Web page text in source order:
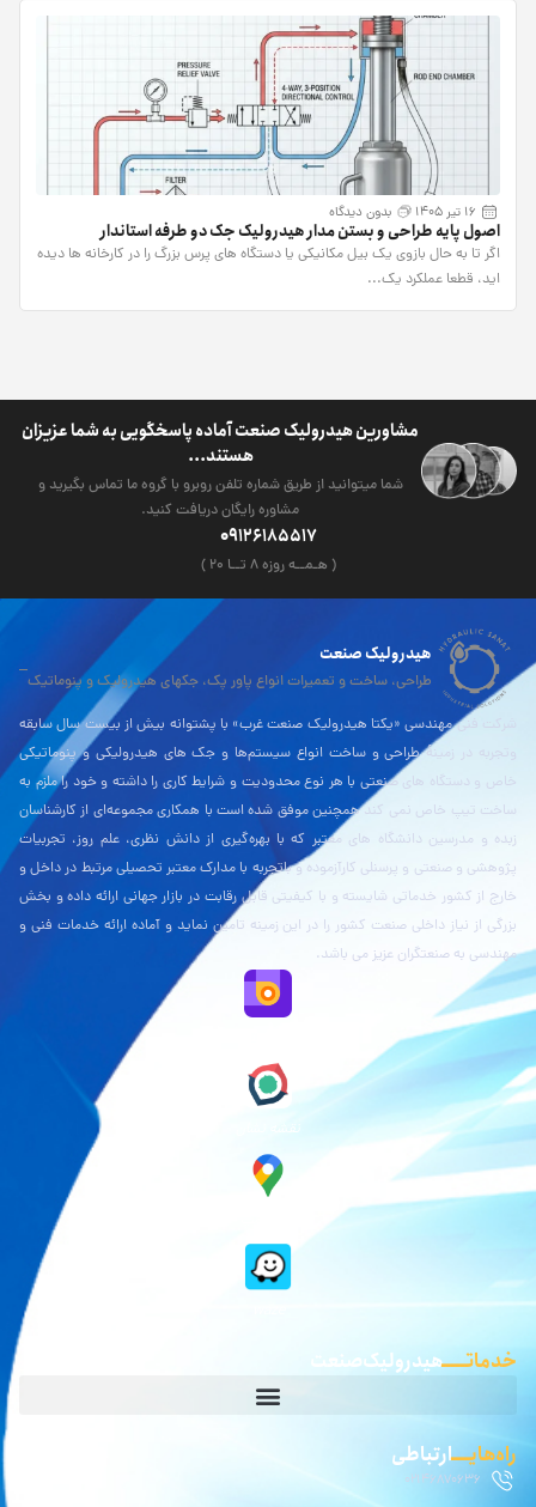
16 تیر 1405 بدون دیدگاه
اصول پایه طراحی و بستن مدار هیدرولیک جک دو طرفه استاندار
اگر تا به حال بازوی یک بیل مکانیکی یا دستگاه های پرس بزرگ را در کارخانه ها دیده
اید، قطعا عملکرد یک...
مشاورین هیدرولیک صنعت آماده پاسخگویی به شما عزیزان
هستند...
شما میتوانید از طریق شماره تلفن روبرو با گروه ما تماس بگیرید و
مشاوره رایگان دریافت کنید.
09126185517
( هـمــه روزه ۸ تــا ۲۰ )
هیدرولیک صنعت
طراحی، ساخت و تعمیرات انواع پاور پک، جکهای هیدرولیک و پنوماتیک
شرکت فنی مهندسی «یکتا هیدرولیک صنعت غرب» با پشتوانه بیش از بیست سال سابقه
وتجربه در زمینۀ طراحی و ساخت انواع سیستم‌ها و جک های هیدرولیکی و پنوماتیکی
خاص و دستگاه های صنعتی با هر نوع محدودیت و شرایط کاری را داشته و خود را ملزم به
ساخت تیپ خاص نمی کند همچنین موفق شده است با همکاری مجموعه‌ای از کارشناسان
زبده و مدرسین دانشگاه های معتبر که با بهره‌گیری از دانش نظری، علم روز، تجربیات
پژوهشی و صنعتی و پرسنلی کارآزموده و باتجربه با مدارک معتبر تحصیلی مرتبط در داخل و
خارج از کشور خدماتی شایسته و با کیفیتی قابل رقابت در بازار جهانی ارائه داده و بخش
بزرگی از نیاز داخلی صنعت کشور را در این زمینه تامین نماید و آماده ارائه خدمات فنی و
مهندسی به صنعتگران عزیز می باشد.
نقشه نشان
خدماتـــــهیدرولیک صنعت
راه‌هایــــارتباطی
02146870636